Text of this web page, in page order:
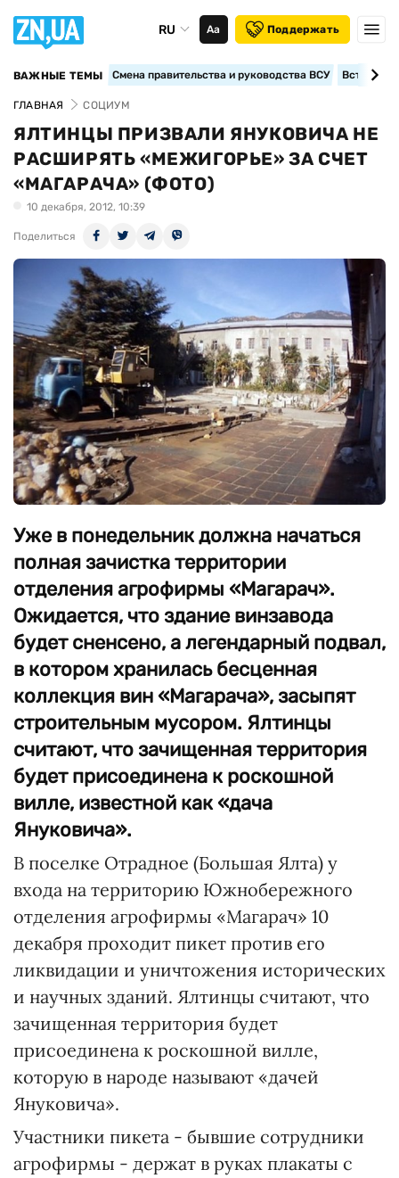
RU Аа Поддержать
ВАЖНЫЕ ТЕМЫ Смена правительства и руководства ВСУ
ГЛАВНАЯ СОЦИУМ
ЯЛТИНЦЫ ПРИЗВАЛИ ЯНУКОВИЧА НЕ
РАСШИРЯТЬ «МЕЖИГОРЬЕ» ЗА СЧЕТ
«МАГАРАЧА» (ФОТО)
10 декабря, 2012, 10:39
Поделиться
Уже в понедельник должна начаться
полная зачистка территории
отделения агрофирмы «Магарач».
Ожидается, что здание винзавода
будет сненсено, а легендарный подвал,
в котором хранилась бесценная
коллекция вин «Магарача», засыпят
строительным мусором. Ялтинцы
считают, что зачищенная территория
будет присоединена к роскошной
вилле, известной как «дача
Януковича».
В поселке Отрадное (Большая Ялта) у
входа на территорию Южнобережного
отделения агрофирмы «Магарач» 10
декабря проходит пикет против его
ликвидации и уничтожения исторических
и научных зданий. Ялтинцы считают, что
зачищенная территория будет
присоединена к роскошной вилле,
которую в народе называют «дачей
Януковича».
Участники пикета - бывшие сотрудники
агрофирмы - держат в руках плакаты с